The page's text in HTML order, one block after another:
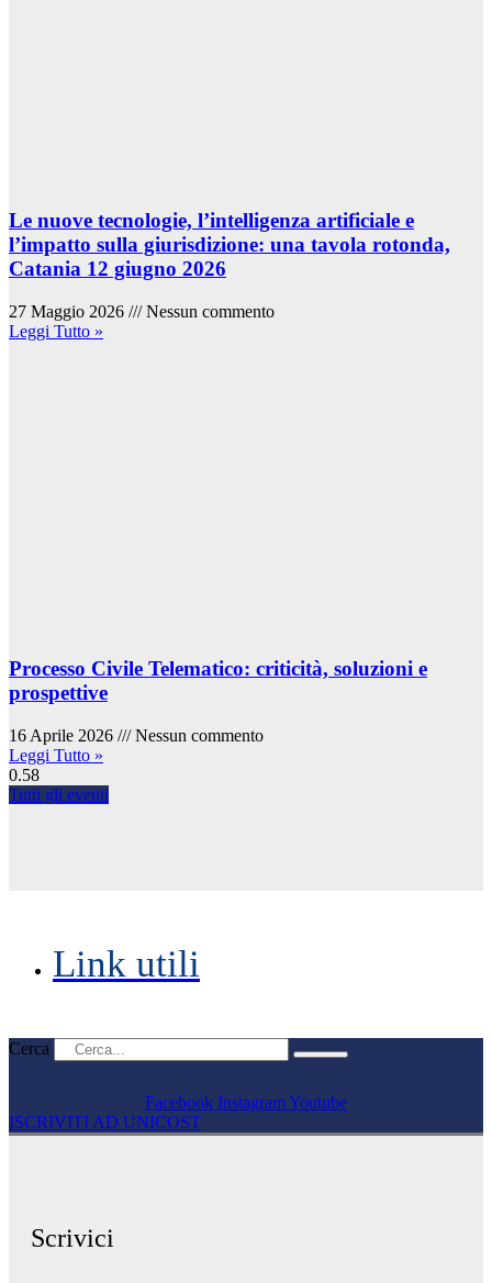
Le nuove tecnologie, l’intelligenza artificiale e
l’impatto sulla giurisdizione: una tavola rotonda,
Catania 12 giugno 2026
27 Maggio 2026
Nessun commento
Leggi Tutto »
Processo Civile Telematico: criticità, soluzioni e
prospettive
16 Aprile 2026
Nessun commento
Leggi Tutto »
Tutti gli eventi
Link utili
Cerca
Facebook InstagramYoutube
ISCRIVITI AD UNICOST
Scrivici